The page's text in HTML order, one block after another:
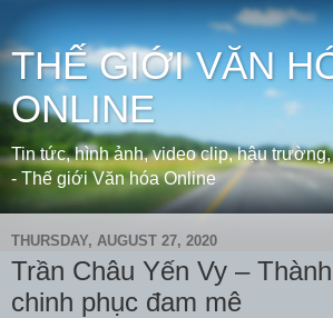
THẾ GIỚI VĂN
ONLINE
Tin tức, hình ảnh, video clip, hậu
- Thế giới Văn hóa Online
THURSDAY, AUGUST 27, 2020
Trần Châu Yến Vy –
chinh phục đam mê